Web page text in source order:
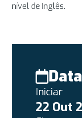
nível de Inglês.
Iniciar
22 Out